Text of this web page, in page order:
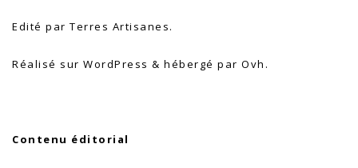
Edité par Terres Artisanes.
Réalisé sur WordPress & hébergé par Ovh.
Contenu éditorial